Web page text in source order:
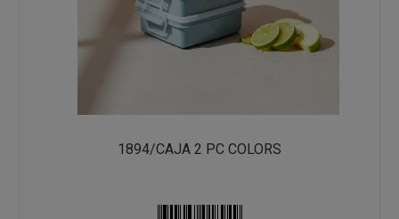
1894/CAJA 2 PC COLORS